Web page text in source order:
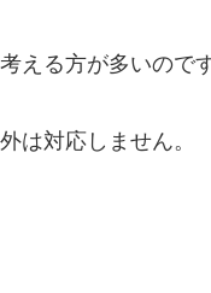
える方が多いので
は対応しません。